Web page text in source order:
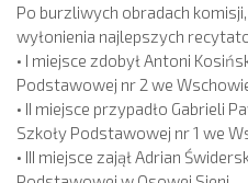
Po burzliwych obradach
wyłonienia najlepszych
• I miejsce zdobył Antoni
Podstawowej nr 2 we
• II miejsce przypadło Gabrieli
Szkoły Podstawowej nr 1 we
• III miejsce zajął Adrian